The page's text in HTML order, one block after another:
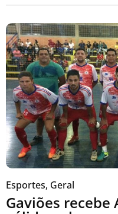
Esportes, Geral
Gaviões recebe